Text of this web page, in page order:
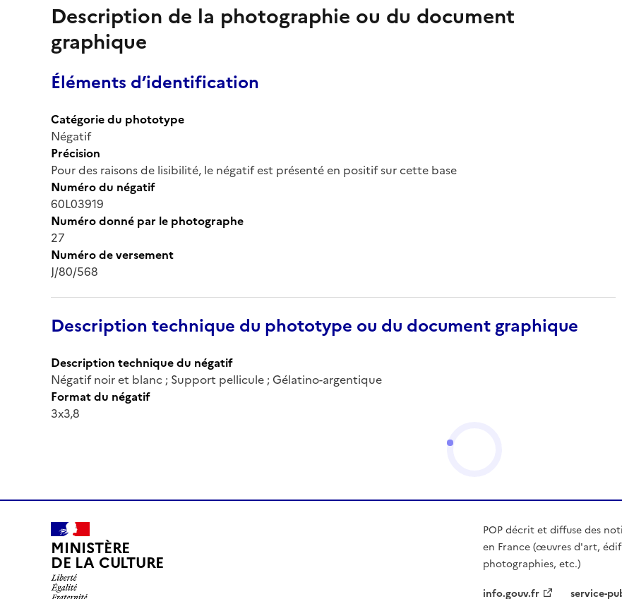
Description de la photographie ou du document
graphique
Éléments d’identification
Catégorie du phototype
Négatif
Précision
Pour des raisons de lisibilité, le négatif est présenté en positif sur cette base
Numéro du négatif
60L03919
Numéro donné par le photographe
27
Numéro de versement
J/80/568
Description technique du phototype ou du document graphique
Description technique du négatif
Négatif noir et blanc ; Support pellicule ; Gélatino-argentique
Format du négatif
3x3,8
MINISTÈRE
DE LA CULTURE
POP décrit et diffuse des
en France (œuvres d'art,
photographies, etc.)
info.gouv.fr
service-